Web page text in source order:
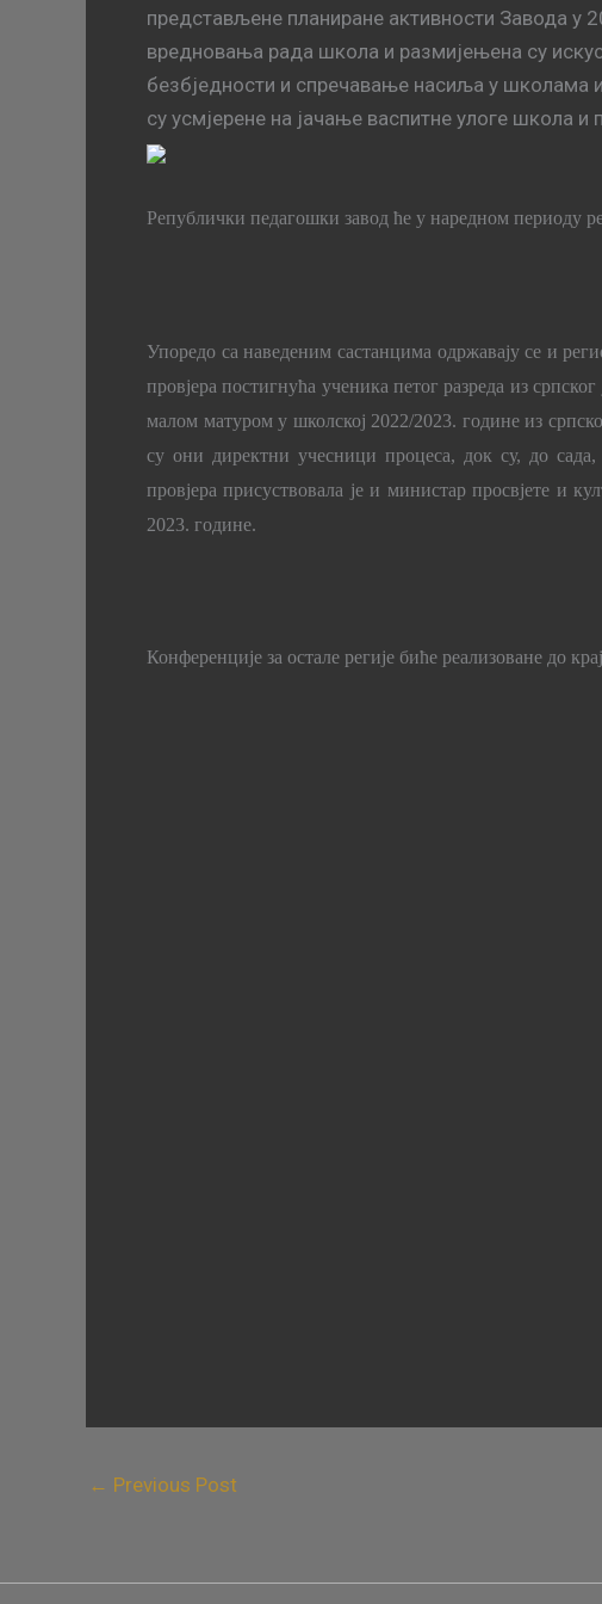
представљене планиране активности Завода у
вредновања рада школа и размијењена су
безбједности и спречавање насиља у школама
су усмјерене на јачање васпитне улоге школа
Републички педагошки завод ће у наредном периоду
Упоредо са наведеним састанцима одржавају се и
провјера постигнућа ученика петог разреда из
малом матуром у школској 2022/2023. године из
су они директни учесници процеса, док су, до
провјера присуствовала је и министар просвјете и
2023. године.
Конференције за остале регије биће реализоване до
← Previous Post